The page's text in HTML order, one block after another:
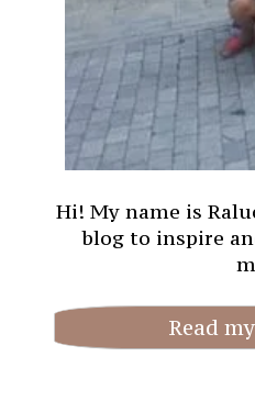
Hi! My name is
blog to inspire
Read